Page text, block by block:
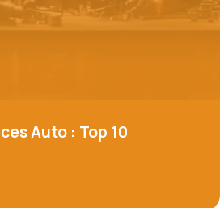
Auto : Top 10